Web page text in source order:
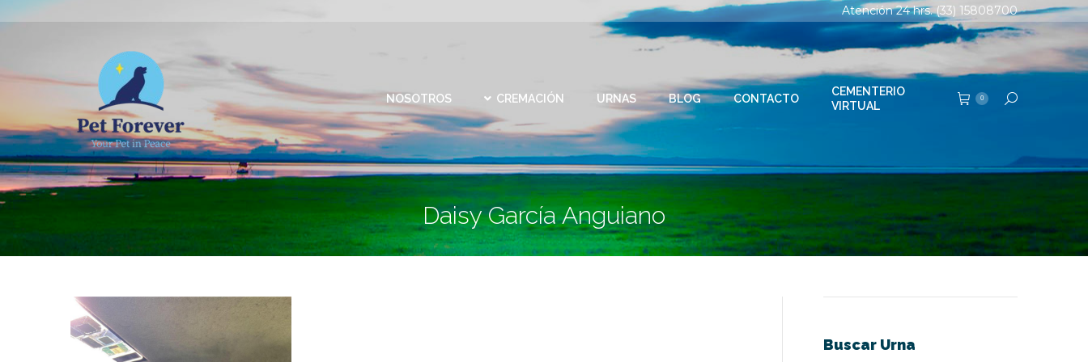
Atención 24 hrs. (33) 15808700
NOSOTROS CREMACIÓN URNAS BLOG CONTACTO
CEMENTERIO
VIRTUAL
0 Buscar:
Daisy García Anguiano
Buscar Urna
CONTACTO
CEMENTERIO
VIRTUAL
0 Buscar: